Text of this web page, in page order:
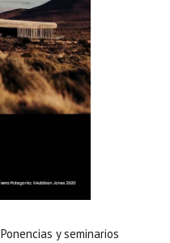
Ponencias y seminarios